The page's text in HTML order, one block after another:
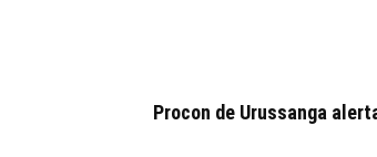
Procon de Urussanga